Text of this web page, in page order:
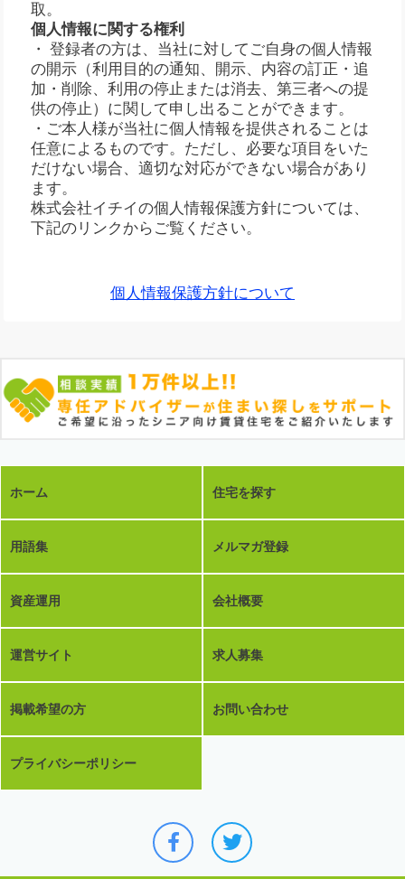
取。
個人情報に関する権利
・ 登録者の方は、当社に対してご自身の個人情報
の開示（利用目的の通知、開示、内容の訂正・追
加・削除、利用の停止または消去、第三者への提
供の停止）に関して申し出ることができます。
・ご本人様が当社に個人情報を提供されることは
任意によるものです。ただし、必要な項目をいた
だけない場合、適切な対応ができない場合があり
ます。
株式会社イチイの個人情報保護方針については、
下記のリンクからご覧ください。
個人情報保護方針について
ホーム 住宅を探す
用語集 メルマガ登録
資産運用 会社概要
運営サイト 求人募集
掲載希望の方 お問い合わせ
プライバシーポリシー